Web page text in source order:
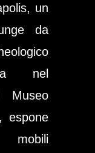
un
da
nel
Museo
espone